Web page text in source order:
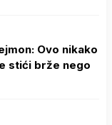
Ovo nikako
stići brže nego